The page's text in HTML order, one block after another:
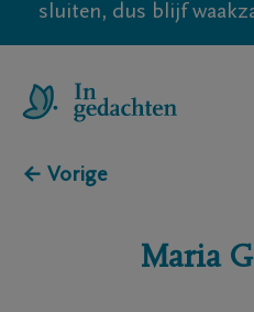
sluiten, dus blijf
← Vorige
Maria